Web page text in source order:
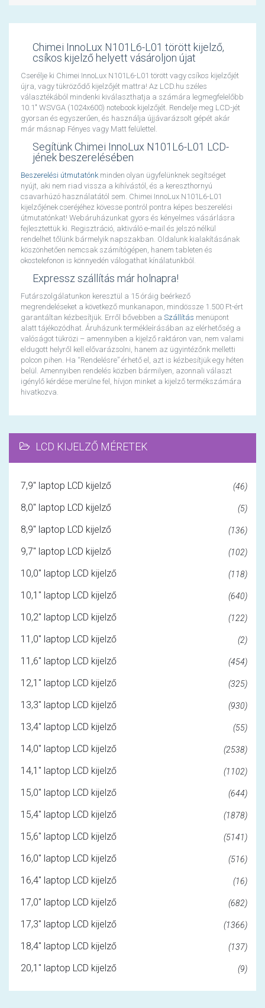
Chimei InnoLux N101L6-L01 törött kijelző,
csíkos kijelző helyett vásároljon újat
Cserélje ki Chimei InnoLux N101L6-L01 törött vagy csíkos kijelzőjét
újra, vagy tükröződő kijelzőjét mattra! Az LCD.hu széles
választékából mindenki kiválaszthatja a számára legmegfelelőbb
10.1" WSVGA (1024x600) notebook kijelzőjét. Rendelje meg LCD-jét
gyorsan és egyszerűen, és használja újjávarázsolt gépét akár
már másnap Fényes vagy Matt felülettel.
Segítünk Chimei InnoLux N101L6-L01 LCD-
jének beszerelésében
Beszerelési útmutatónkminden olyan ügyfelünknek segítséget
nyújt, aki nem riad vissza a kihívástól, és a kereszthornyú
csavarhúzó használatától sem. Chimei InnoLux N101L6-L01
kijelzőjének cseréjéhez kövesse pontról pontra képes beszerelési
útmutatónkat! Webáruházunkat gyors és kényelmes vásárlásra
fejlesztettük ki. Regisztráció, aktiváló e-mail és jelszó nélkül
rendelhet tőlünk bármelyik napszakban. Oldalunk kialakításának
köszönhetően nemcsak számítógépen, hanem tableten és
okostelefonon is könnyedén válogathat kínálatunkból.
Expressz szállítás már holnapra!
Futárszolgálatunkon keresztül a 15 óráig beérkező
megrendeléseket a következő munkanapon, mindössze 1.500 Ft-ért
garantáltan kézbesítjük. Erről bővebben a Szállítás menüpont
alatt tájékozódhat. Áruházunk termékleírásában az elérhetőség a
valóságot tükrözi – amennyiben a kijelző raktáron van, nem valami
eldugott helyről kell elővarázsolni, hanem az ügyintézőnk melletti
polcon pihen. Ha “Rendelésre” érhető el, azt is kézbesítjük egy héten
belül. Amennyiben rendelés közben bármilyen, azonnali választ
igénylő kérdése merülne fel, hívjon minket a kijelző termékszámára
hivatkozva.
LCD KIJELZŐ MÉRETEK
7,9" laptop LCD kijelző (46)
8,0" laptop LCD kijelző (5)
8,9" laptop LCD kijelző (136)
9,7" laptop LCD kijelző (102)
10,0" laptop LCD kijelző (118)
10,1" laptop LCD kijelző (640)
10,2" laptop LCD kijelző (122)
11,0" laptop LCD kijelző (2)
11,6" laptop LCD kijelző (454)
12,1" laptop LCD kijelző (325)
13,3" laptop LCD kijelző (930)
13,4" laptop LCD kijelző (55)
14,0" laptop LCD kijelző (2538)
14,1" laptop LCD kijelző (1102)
15,0" laptop LCD kijelző (644)
15,4" laptop LCD kijelző (1878)
15,6" laptop LCD kijelző (5141)
16,0" laptop LCD kijelző (516)
16,4" laptop LCD kijelző (16)
17,0" laptop LCD kijelző (682)
17,3" laptop LCD kijelző (1366)
18,4" laptop LCD kijelző (137)
20,1" laptop LCD kijelző (9)